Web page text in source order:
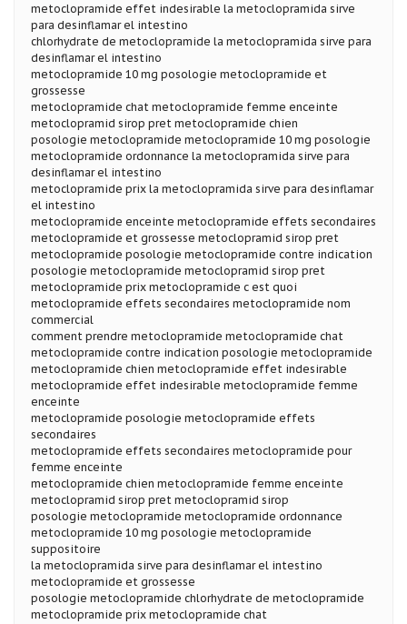
metoclopramide effet indesirable la metoclopramida sirve
para desinflamar el intestino
chlorhydrate de metoclopramide la metoclopramida sirve para
desinflamar el intestino
metoclopramide 10 mg posologie metoclopramide et
grossesse
metoclopramide chat metoclopramide femme enceinte
metoclopramid sirop pret metoclopramide chien
posologie metoclopramide metoclopramide 10 mg posologie
metoclopramide ordonnance la metoclopramida sirve para
desinflamar el intestino
metoclopramide prix la metoclopramida sirve para desinflamar
el intestino
metoclopramide enceinte metoclopramide effets secondaires
metoclopramide et grossesse metoclopramid sirop pret
metoclopramide posologie metoclopramide contre indication
posologie metoclopramide metoclopramid sirop pret
metoclopramide prix metoclopramide c est quoi
metoclopramide effets secondaires metoclopramide nom
commercial
comment prendre metoclopramide metoclopramide chat
metoclopramide contre indication posologie metoclopramide
metoclopramide chien metoclopramide effet indesirable
metoclopramide effet indesirable metoclopramide femme
enceinte
metoclopramide posologie metoclopramide effets
secondaires
metoclopramide effets secondaires metoclopramide pour
femme enceinte
metoclopramide chien metoclopramide femme enceinte
metoclopramid sirop pret metoclopramid sirop
posologie metoclopramide metoclopramide ordonnance
metoclopramide 10 mg posologie metoclopramide
suppositoire
la metoclopramida sirve para desinflamar el intestino
metoclopramide et grossesse
posologie metoclopramide chlorhydrate de metoclopramide
metoclopramide prix metoclopramide chat